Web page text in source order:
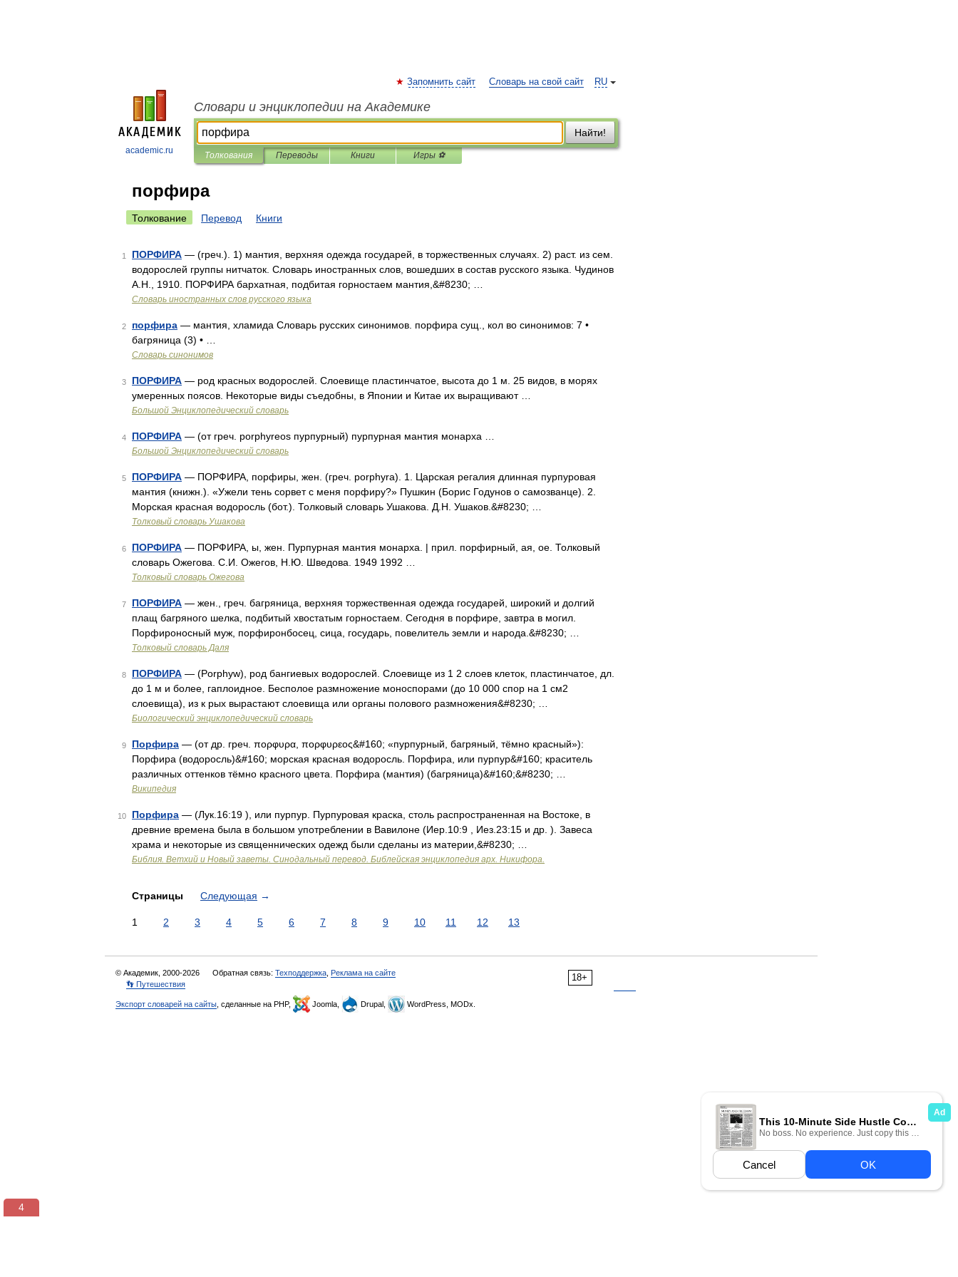
academic.ru
RU
Запомнить сайт Словарь на свой сайт
Словари и энциклопедии на Академике
Найти!
Толкования Переводы Книги Игры ⚽
порфира
Толкование Перевод Книги
1 ПОРФИРА — (греч.). 1) мантия, верхняя одежда государей, в торжественных случаях. 2) раст. из сем.
водорослей группы нитчаток. Словарь иностранных слов, вошедших в состав русского языка. Чудинов
А.Н., 1910. ПОРФИРА бархатная, подбитая горностаем мантия,&#8230; …
Словарь иностранных слов русского языка
2 порфира — мантия, хламида Словарь русских синонимов. порфира сущ., кол во синонимов: 7 •
багряница (3) • …
Словарь синонимов
3 ПОРФИРА — род красных водорослей. Слоевище пластинчатое, высота до 1 м. 25 видов, в морях
умеренных поясов. Некоторые виды съедобны, в Японии и Китае их выращивают …
Большой Энциклопедический словарь
4 ПОРФИРА — (от греч. porphyreos пурпурный) пурпурная мантия монарха …
Большой Энциклопедический словарь
5 ПОРФИРА — ПОРФИРА, порфиры, жен. (греч. porphyra). 1. Царская регалия длинная пурпуровая
мантия (книжн.). «Ужели тень сорвет с меня порфиру?» Пушкин (Борис Годунов о самозванце). 2.
Морская красная водоросль (бот.). Толковый словарь Ушакова. Д.Н. Ушаков.&#8230; …
Толковый словарь Ушакова
6 ПОРФИРА — ПОРФИРА, ы, жен. Пурпурная мантия монарха. | прил. порфирный, ая, ое. Толковый
словарь Ожегова. С.И. Ожегов, Н.Ю. Шведова. 1949 1992 …
Толковый словарь Ожегова
7 ПОРФИРА — жен., греч. багряница, верхняя торжественная одежда государей, широкий и долгий
плащ багряного шелка, подбитый хвостатым горностаем. Сегодня в порфире, завтра в могил.
Порфироносный муж, порфиронбосец, сица, государь, повелитель земли и народа.&#8230; …
Толковый словарь Даля
8 ПОРФИРА — (Porphyw), род бангиевых водорослей. Слоевище из 1 2 слоев клеток, пластинчатое, дл.
до 1 м и более, гаплоидное. Бесполое размножение моноспорами (до 10 000 спор на 1 см2
слоевища), из к рых вырастают слоевища или органы полового размножения&#8230; …
Биологический энциклопедический словарь
9 Порфира — (от др. греч. πορφυρα, πορφυρεος&#160; «пурпурный, багряный, тёмно красный»):
Порфира (водоросль)&#160; морская красная водоросль. Порфира, или пурпур&#160; краситель
различных оттенков тёмно красного цвета. Порфира (мантия) (багряница)&#160;&#8230; …
Википедия
10 Порфира — (Лук.16:19 ), или пурпур. Пурпуровая краска, столь распространенная на Востоке, в
древние времена была в большом употреблении в Вавилоне (Иер.10:9 , Иез.23:15 и др. ). Завеса
храма и некоторые из священнических одежд были сделаны из материи,&#8230; …
Библия. Ветхий и Новый заветы. Синодальный перевод. Библейская энциклопедия арх. Никифора.
Страницы Следующая →
1 2 3 4 5 6 7 8 9 10 11 12 13
18+
© Академик, 2000-2026 Обратная связь: Техподдержка Реклама на сайте
👣 Путешествия
Экспорт словарей на сайты , сделанные на PHP, Joomla, Drupal, WordPress, MODx.
3